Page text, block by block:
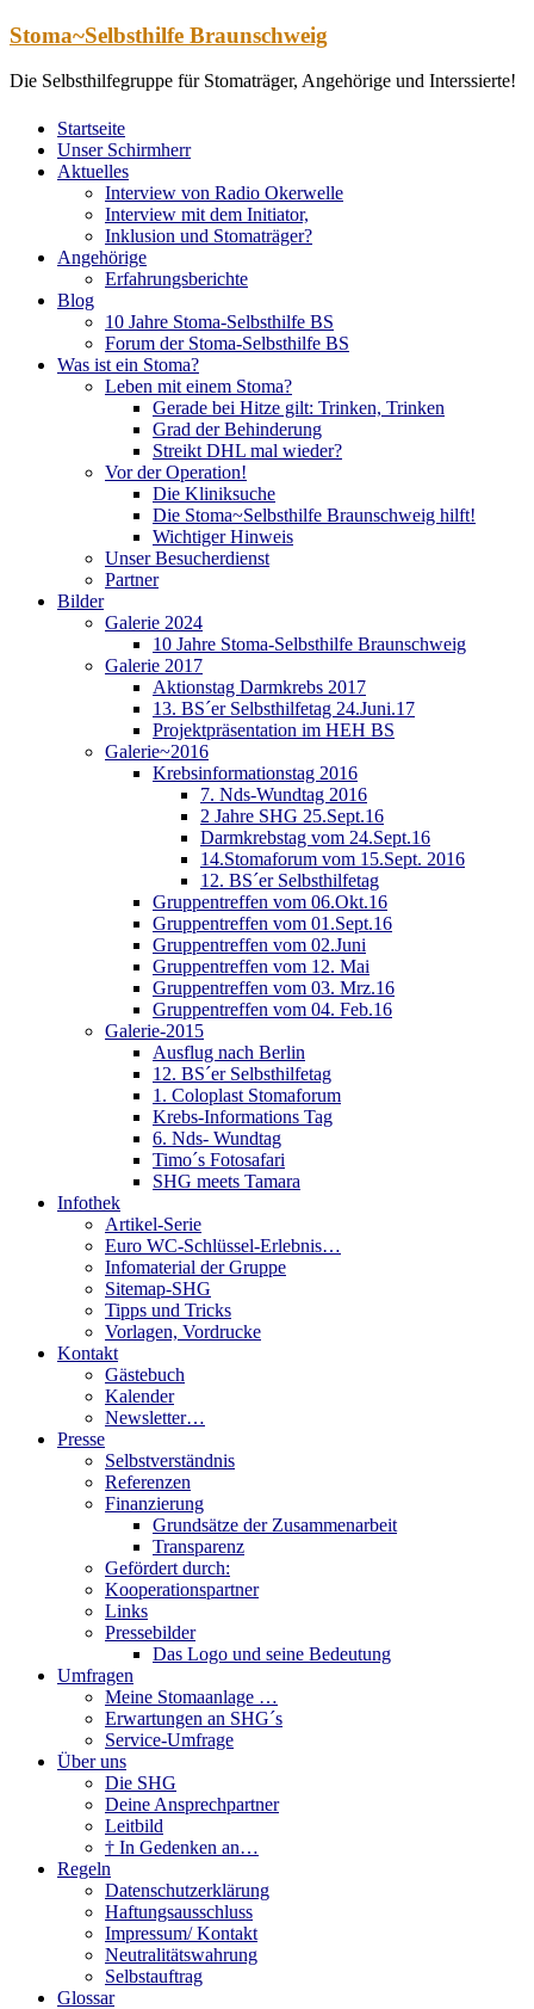
Zum
springen
Stoma~Selbsthilfe Braunschweig
Die Selbsthilfegruppe für Stomaträger, Angehörige und Interssierte!
Startseite
Unser Schirmherr
Aktuelles
Interview von Radio Okerwelle
Interview mit dem Initiator,
Inklusion und Stomaträger?
Angehörige
Erfahrungsberichte
Blog
10 Jahre Stoma-Selbsthilfe BS
Forum der Stoma-Selbsthilfe BS
Was ist ein Stoma?
Leben mit einem Stoma?
Gerade bei Hitze gilt: Trinken, Trinken
Grad der Behinderung
Streikt DHL mal wieder?
Vor der Operation!
Die Kliniksuche
Die Stoma~Selbsthilfe Braunschweig hilft!
Wichtiger Hinweis
Unser Besucherdienst
Partner
Bilder
Galerie 2024
10 Jahre Stoma-Selbsthilfe Braunschweig
Galerie 2017
Aktionstag Darmkrebs 2017
13. BS´er Selbsthilfetag 24.Juni.17
Projektpräsentation im HEH BS
Galerie~2016
Krebsinformationstag 2016
7. Nds-Wundtag 2016
2 Jahre SHG 25.Sept.16
Darmkrebstag vom 24.Sept.16
14.Stomaforum vom 15.Sept. 2016
12. BS´er Selbsthilfetag
Gruppentreffen vom 06.Okt.16
Gruppentreffen vom 01.Sept.16
Gruppentreffen vom 02.Juni
Gruppentreffen vom 12. Mai
Gruppentreffen vom 03. Mrz.16
Gruppentreffen vom 04. Feb.16
Galerie-2015
Ausflug nach Berlin
12. BS´er Selbsthilfetag
1. Coloplast Stomaforum
Krebs-Informations Tag
6. Nds- Wundtag
Timo´s Fotosafari
SHG meets Tamara
Infothek
Artikel-Serie
Euro WC-Schlüssel-Erlebnis…
Infomaterial der Gruppe
Sitemap-SHG
Tipps und Tricks
Vorlagen, Vordrucke
Kontakt
Gästebuch
Kalender
Newsletter…
Presse
Selbstverständnis
Referenzen
Finanzierung
Grundsätze der Zusammenarbeit
Transparenz
Gefördert durch:
Kooperationspartner
Links
Pressebilder
Das Logo und seine Bedeutung
Umfragen
Meine Stomaanlage …
Erwartungen an SHG´s
Service-Umfrage
Über uns
Die SHG
Deine Ansprechpartner
Leitbild
† In Gedenken an…
Regeln
Datenschutzerklärung
Haftungsausschluss
Impressum/ Kontakt
Neutralitätswahrung
Selbstauftrag
Glossar